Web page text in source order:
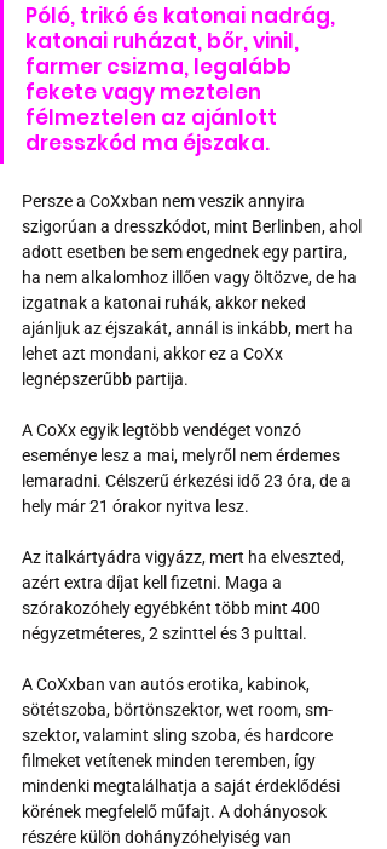
Póló, trikó és katonai nadrág,
katonai ruházat, bőr, vinil,
farmer csizma, legalább
fekete vagy meztelen
félmeztelen az ajánlott
dresszkód ma éjszaka.
Persze a CoXxban nem veszik annyira
szigorúan a dresszkódot, mint Berlinben, ahol
adott esetben be sem engednek egy partira,
ha nem alkalomhoz illően vagy öltözve, de ha
izgatnak a katonai ruhák, akkor neked
ajánljuk az éjszakát, annál is inkább, mert ha
lehet azt mondani, akkor ez a CoXx
legnépszerűbb partija.
A CoXx egyik legtöbb vendéget vonzó
eseménye lesz a mai, melyről nem érdemes
lemaradni. Célszerű érkezési idő 23 óra, de a
hely már 21 órakor nyitva lesz.
Az italkártyádra vigyázz, mert ha elveszted,
azért extra díjat kell fizetni. Maga a
szórakozóhely egyébként több mint 400
négyzetméteres, 2 szinttel és 3 pulttal.
A CoXxban van autós erotika, kabinok,
sötétszoba, börtönszektor, wet room, sm-
szektor, valamint sling szoba, és hardcore
filmeket vetítenek minden teremben, így
mindenki megtalálhatja a saját érdeklődési
körének megfelelő műfajt. A dohányosok
részére külön dohányzóhelyiség van